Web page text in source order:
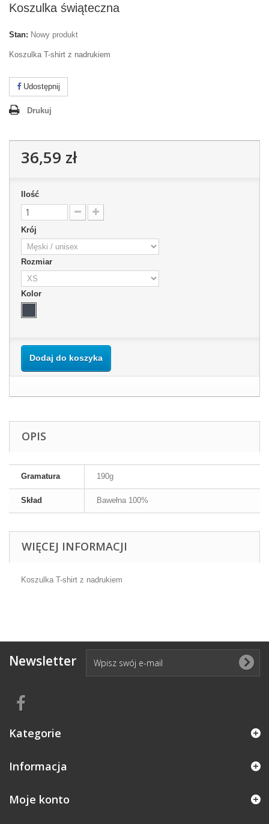
Koszulka świąteczna
Stan: Nowy produkt
Koszulka T-shirt z nadrukiem
Udostępnij
Drukuj
36,59 zł
Ilość
Krój
Rozmiar
Kolor
Dodaj do koszyka
OPIS
Gramatura 190g
Skład Bawełna 100%
WIĘCEJ INFORMACJI
Koszulka T-shirt z nadrukiem
Newsletter
Kategorie
Informacja
Moje konto